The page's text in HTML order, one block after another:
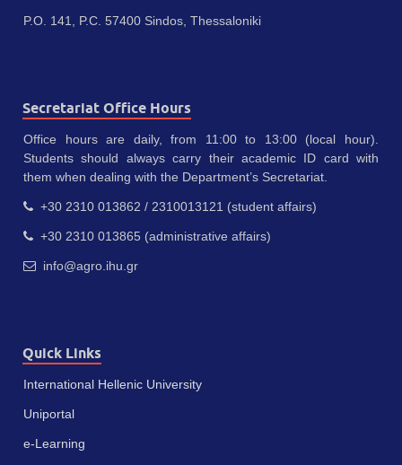
P.O. 141, P.C. 57400 Sindos, Thessaloniki
Secretariat Office Hours
Office hours are daily, from 11:00 to 13:00 (local hour).
Students should always carry their academic ID card with
them when dealing with the Department’s Secretariat.
+30 2310 013862 / 2310013121 (student affairs)
+30 2310 013865 (administrative affairs)
info@agro.ihu.gr
Quick Links
International Hellenic University
Uniportal
e-Learning